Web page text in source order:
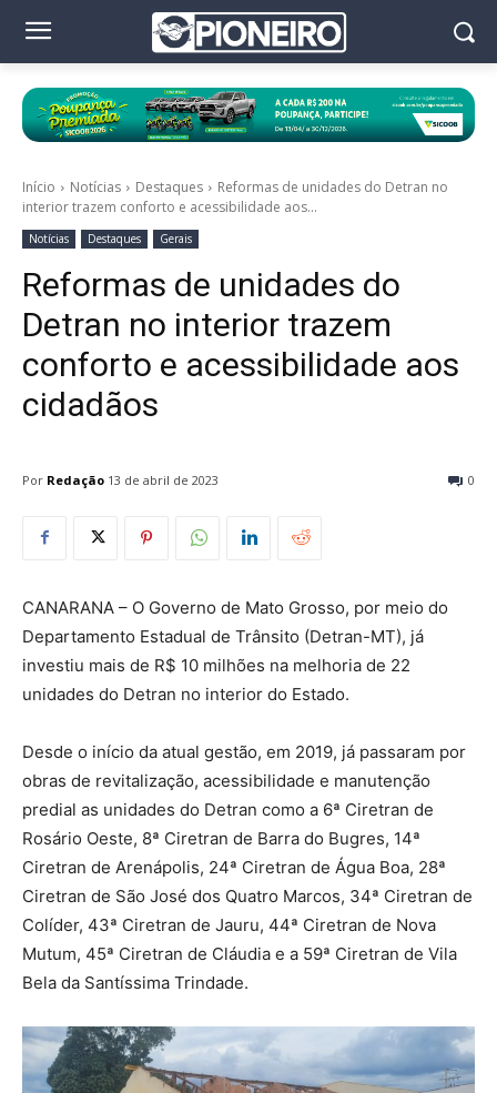
Início Notícias Destaques
Reformas de unidades do Detran no
interior trazem conforto e acessibilidade aos...
Notícias Destaques Gerais
Reformas de unidades do
Detran no interior trazem
conforto e acessibilidade aos
cidadãos
Por Redação 0
13 de abril de 2023
CANARANA – O Governo de Mato Grosso, por meio do
Departamento Estadual de Trânsito (Detran-MT), já
investiu mais de R$ 10 milhões na melhoria de 22
unidades do Detran no interior do Estado.
Desde o início da atual gestão, em 2019, já passaram por
obras de revitalização, acessibilidade e manutenção
predial as unidades do Detran como a 6ª Ciretran de
Rosário Oeste, 8ª Ciretran de Barra do Bugres, 14ª
Ciretran de Arenápolis, 24ª Ciretran de Água Boa, 28ª
Ciretran de São José dos Quatro Marcos, 34ª Ciretran de
Colíder, 43ª Ciretran de Jauru, 44ª Ciretran de Nova
Mutum, 45ª Ciretran de Cláudia e a 59ª Ciretran de Vila
Bela da Santíssima Trindade.